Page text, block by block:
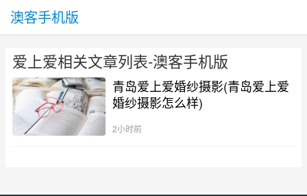
澳客手机版
爱上爱相关文章列表-澳客手机版
青岛爱上爱婚纱摄影(青岛爱上爱
婚纱摄影怎么样)
2小时前